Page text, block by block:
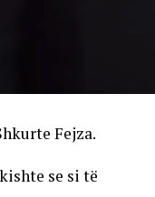
Fejza.
se si të